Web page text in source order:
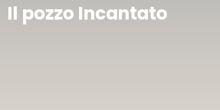
Il pozzo Incantato